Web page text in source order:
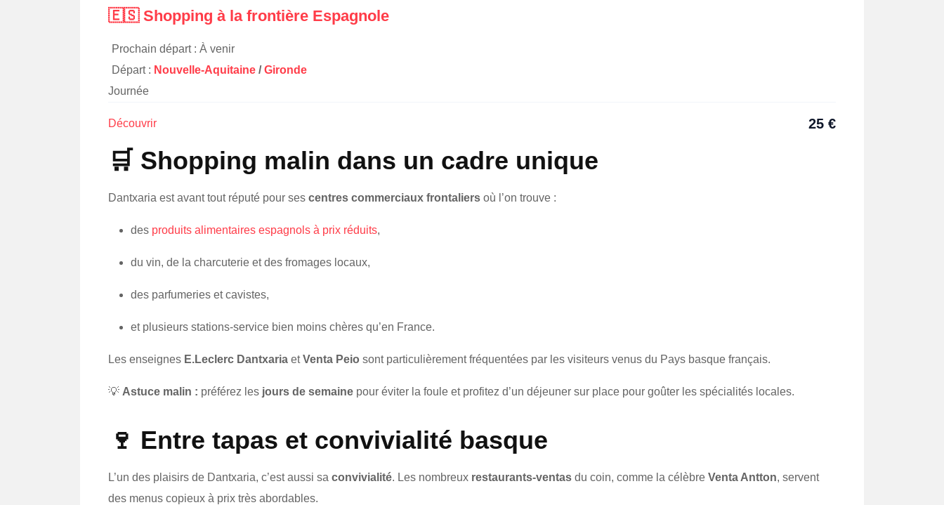
🇪🇸 Shopping à la frontière Espagnole
Prochain départ : À venir
Départ : Nouvelle-Aquitaine /Gironde
Journée
Découvrir 25 €
🛒 Shopping malin dans un cadre unique
Dantxaria est avant tout réputé pour ses centres commerciaux frontaliers où l’on trouve :
des produits alimentaires espagnols à prix réduits,
du vin, de la charcuterie et des fromages locaux,
des parfumeries et cavistes,
et plusieurs stations-service bien moins chères qu’en France.
Les enseignes E.Leclerc Dantxaria etVenta Peio sont particulièrement fréquentées par les visiteurs venus du Pays basque français.
💡 Astuce malin : préférez les jours de semaine pour éviter la foule et profitez d’un déjeuner sur place pour goûter les spécialités locales.
🍷 Entre tapas et convivialité basque
L’un des plaisirs de Dantxaria, c’est aussi sa convivialité. Les nombreux restaurants-ventas du coin, comme la célèbre Venta Antton, servent
des menus copieux à prix très abordables.